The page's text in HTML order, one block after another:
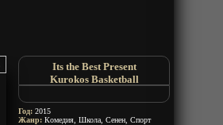
Its the Best Present
Kurokos Basketball
Present Desu
Год: 2015
Жанр: Комедия, Школа, Сенен, Спорт